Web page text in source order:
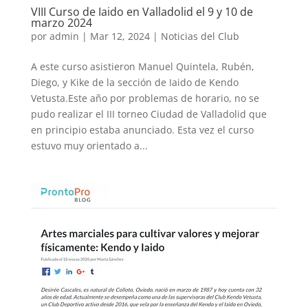
VIII Curso de Iaido en Valladolid el 9 y 10 de
marzo 2024
por admin | Mar 12, 2024| Noticias del Club
A este curso asistieron Manuel Quintela, Rubén,
Diego, y Kike de la sección de Iaido de Kendo
Vetusta.Este año por problemas de horario, no se
pudo realizar el III torneo Ciudad de Valladolid que
en principio estaba anunciado. Esta vez el curso
estuvo muy orientado a...